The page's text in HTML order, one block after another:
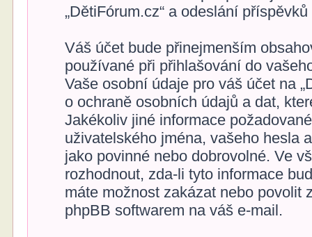
„DětiFórum.cz“ a odeslání
Váš účet bude přinejmenším
používané při přihlašování do
Vaše osobní údaje pro váš účet na
o ochraně osobních údajů a dat,
Jakékoliv jiné informace
uživatelského jména, vašeho hesla
jako povinné nebo dobrovolné. Ve
rozhodnout, zda-li tyto informace
máte možnost zakázat nebo povolit
phpBB softwarem na váš e-mail.